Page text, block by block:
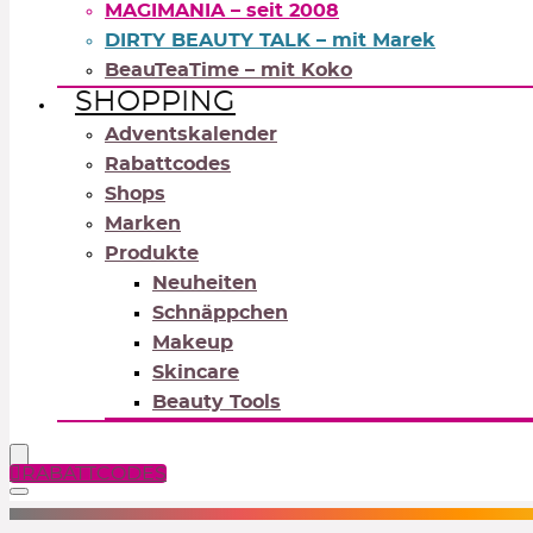
MAGIMANIA – seit 2008
DIRTY BEAUTY TALK – mit Marek
BeauTeaTime – mit Koko
SHOPPING
Adventskalender
Rabattcodes
Shops
Marken
Produkte
Neuheiten
Schnäppchen
Makeup
Skincare
Beauty Tools
RABATTCODES